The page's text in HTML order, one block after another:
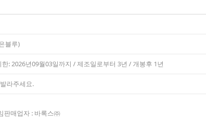
블루)
: 2026년09월03일까지 / 제조일로부터 3년 / 개봉후 1년
라주세요.
판매업자 : 바록스㈜